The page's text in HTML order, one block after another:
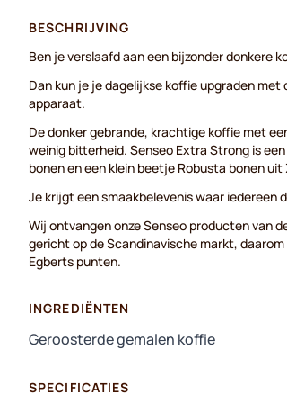
BESCHRIJVING
Ben je verslaafd aan een bijzonder donkere
Dan kun je je dagelijkse koffie upgraden
apparaat.
De donker gebrande, krachtige koffie met
weinig bitterheid. Senseo Extra Strong is
bonen en een klein beetje Robusta bonen
Je krijgt een smaakbelevenis waar iedereen
Wij ontvangen onze Senseo producten van
gericht op de Scandinavische markt,
Egberts punten.
INGREDIËNTEN
Geroosterde gemalen koffie
SPECIFICATIES